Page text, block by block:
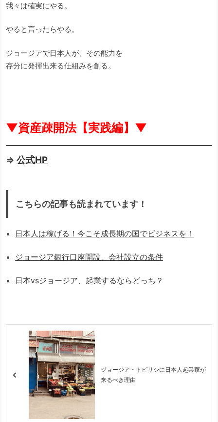
我々は確実にやる。
やると言ったらやる。
ジョージアで日本人が、その能力を
存分に発揮出来る仕組みを創る。
▼資産疎開法【実践編】▼
⇒ 公式HP
こちらの記事も読まれています！
日本人は稼げる！今こそ成長期の国でビジネスを！
ジョージア銀行口座開設、会社設立の条件
日本vsジョージア、起業するならどっち？
ジョージア・トビリシに日本人起業家が
来るべき理由